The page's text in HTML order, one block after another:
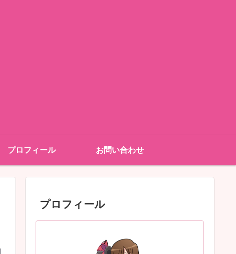
プロフィール お問い合わせ
プロフィール